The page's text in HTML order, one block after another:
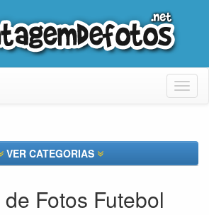
VER CATEGORIAS
Fotos Futebol